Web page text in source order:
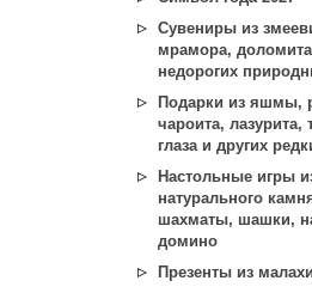
Сувениры из
мрамора,
недорогих
Подарки из яшмы,
чароита, лазурита,
глаза и других
Настольные игры
натурального
шахматы, шашки,
домино
Презенты из